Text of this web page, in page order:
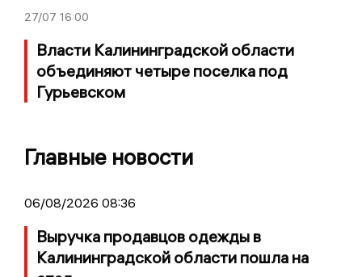
27/07 16:00
Власти Калининградской области
объединяют четыре поселка под
Гурьевском
Главные новости
06/08/2026 08:36
Выручка продавцов одежды в
Калининградской области пошла на